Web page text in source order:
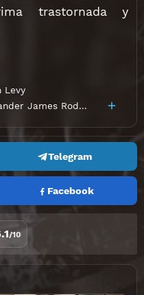
trastornada y
Levy
James Rodriguez ,Amari
Telegram
Facebook
/10